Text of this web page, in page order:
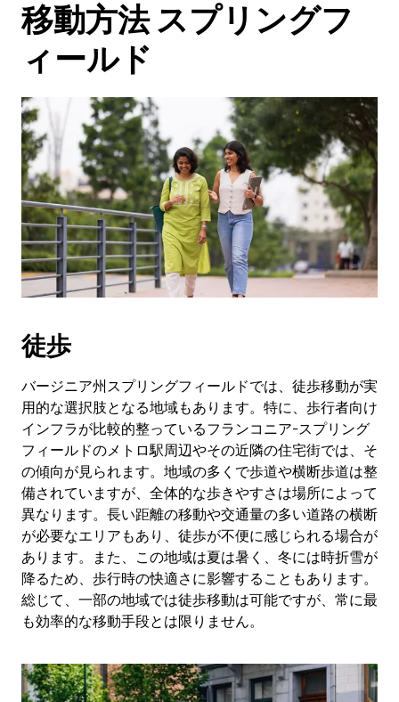
で
カ
ン
ー
を
操
作
し、
日
付
を
選
択
ESC
ボ
タ
ン
で
カ
レ
ン
ダ
ー
を
閉
じ
ま
す。
移動方法 スプリングフ
ィールド
徒歩
バージニア州スプリングフィールドでは、徒歩移動が実
用的な選択肢となる地域もあります。特に、歩行者向け
インフラが比較的整っているフランコニア-スプリング
フィールドのメトロ駅周辺やその近隣の住宅街では、そ
の傾向が見られます。地域の多くで歩道や横断歩道は整
備されていますが、全体的な歩きやすさは場所によって
異なります。長い距離の移動や交通量の多い道路の横断
が必要なエリアもあり、徒歩が不便に感じられる場合が
あります。また、この地域は夏は暑く、冬には時折雪が
降るため、歩行時の快適さに影響することもあります。
総じて、一部の地域では徒歩移動は可能ですが、常に最
も効率的な移動手段とは限りません。